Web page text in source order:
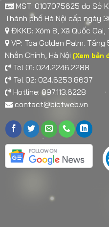
MST: 0107075625 do Sở
Thành phố Hà Nội cấp ngày
ĐKKD: Xóm 8, Xã Quốc Oai,
VP: Tòa Golden Palm. Tầng
Nhân Chính, Hà Nội [Xem bản
Tel 01: 024.2246.2288
Tel 02: 024.6253.8637
Hotline: 097.113.6228
contact@bictweb.vn